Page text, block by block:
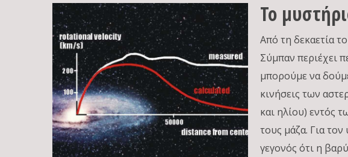
Το
Από τη δεκαετία
Σύμπαν περιέχει
μπορούμε να
κινήσεις των
και ηλίου) εντός
τους μάζα. Για
γεγονός ότι η